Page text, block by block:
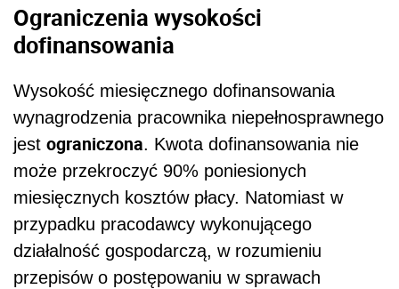
Ograniczenia wysokości
dofinansowania
Wysokość miesięcznego dofinansowania
wynagrodzenia pracownika niepełnosprawnego
jest ograniczona. Kwota dofinansowania nie
może przekroczyć 90% poniesionych
miesięcznych kosztów płacy. Natomiast w
przypadku pracodawcy wykonującego
działalność gospodarczą, w rozumieniu
przepisów o postępowaniu w sprawach